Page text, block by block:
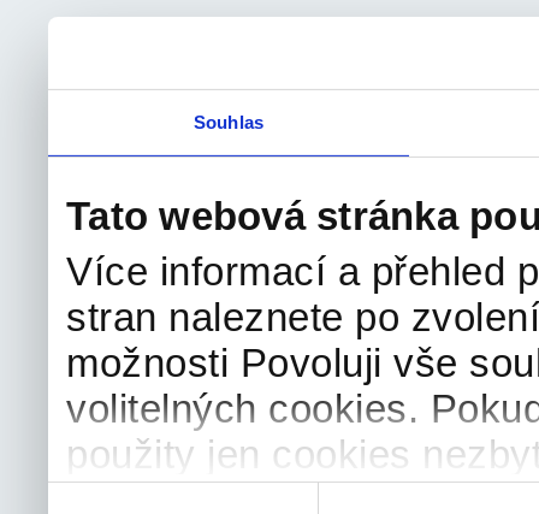
Souhlas
Tato webová stránka
Více informací a přehled
stran naleznete po
možnosti Povoluji vše
volitelných cookies.
použity jen cookies